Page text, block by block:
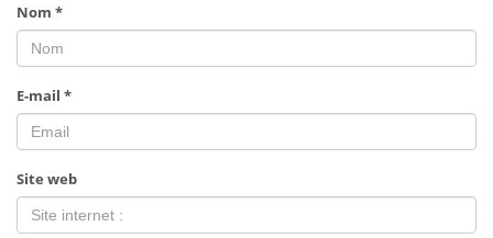
Nom *
E-mail *
Site web